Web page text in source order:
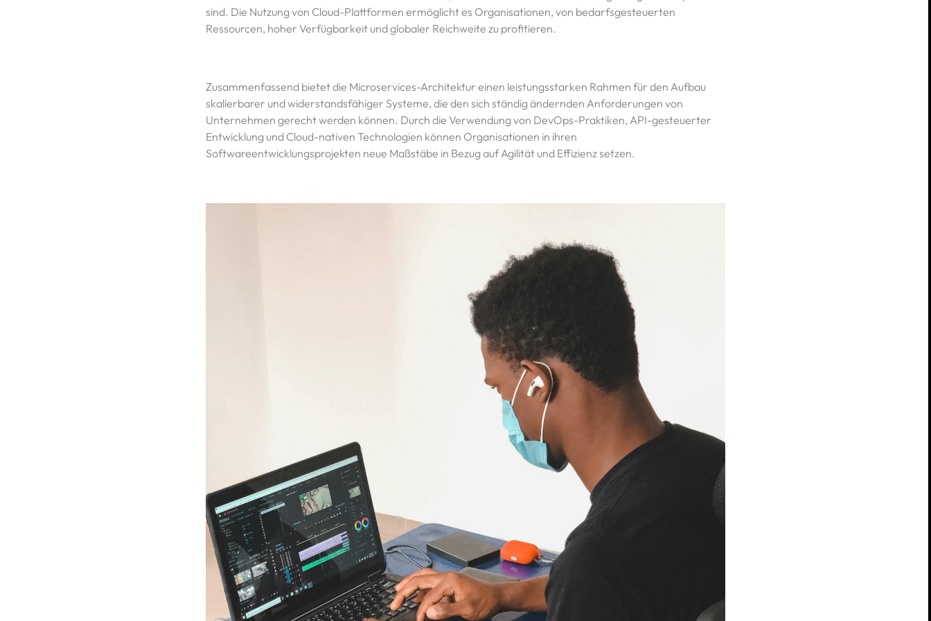
sind. Die Nutzung von Cloud-Plattformen ermöglicht es Organisationen, von bedarfsgesteuerten
Ressourcen, hoher Verfügbarkeit und globaler Reichweite zu profitieren.
Zusammenfassend bietet die Microservices-Architektur einen leistungsstarken Rahmen für den Aufbau
skalierbarer und widerstandsfähiger Systeme, die den sich ständig ändernden Anforderungen von
Unternehmen gerecht werden können. Durch die Verwendung von DevOps-Praktiken, API-gesteuerter
Entwicklung und Cloud-nativen Technologien können Organisationen in ihren
Softwareentwicklungsprojekten neue Maßstäbe in Bezug auf Agilität und Effizienz setzen.